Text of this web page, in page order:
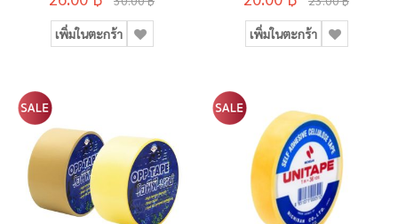
เพิ่มในตะกร้า เพิ่มในตะกร้า